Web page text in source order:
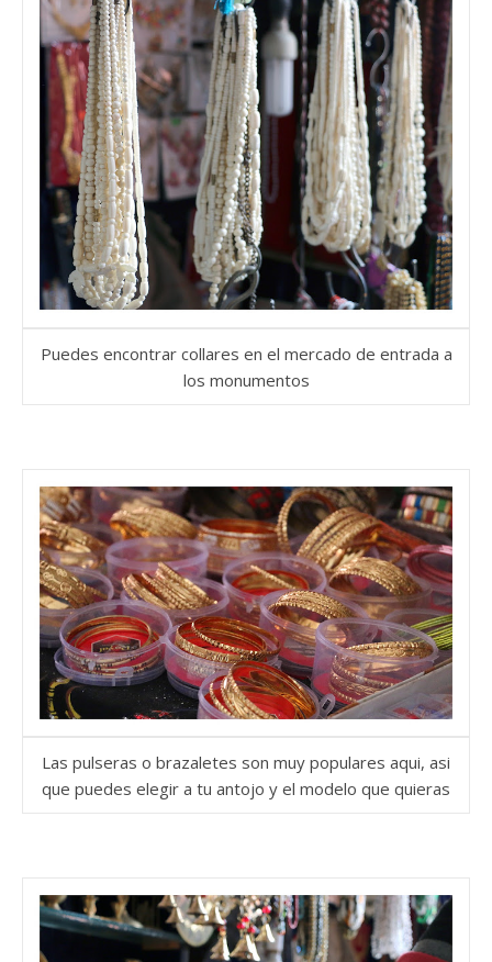
Puedes encontrar collares en el mercado de entrada a
los monumentos
Las pulseras o brazaletes son muy populares aqui, asi
que puedes elegir a tu antojo y el modelo que quieras